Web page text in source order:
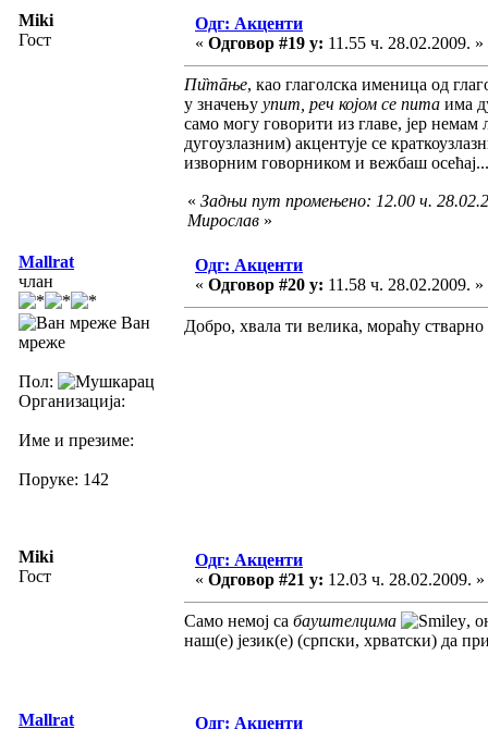
Miki
Гост
Одг: Акценти
« Одговор #19 у: 11.55 ч. 28.02.2009. »
Пи̏тāње, као глаголска именица од
у значењу упит, реч којом се пита има
само могу говорити из главе, јер
дугоузлазним) акцентује се
изворним говорником и вежбаш
« Задњи пут промењено: 12.00 ч.
Мирослав »
Mallrat
члан
Ван
мреже
Пол:
Организација:
Име и презиме:
Поруке: 142
Одг: Акценти
« Одговор #20 у: 11.58 ч. 28.02.2009. »
Добро, хвала ти велика, мораћу
Miki
Гост
Одг: Акценти
« Одговор #21 у: 12.03 ч. 28.02.2009. »
Само немој са бауштелцима
,
наш(е) језик(е) (српски, хрватски) да
Mallrat Одг: Акценти